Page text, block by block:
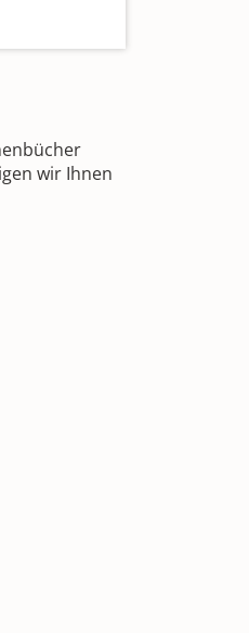
wir Ihnen